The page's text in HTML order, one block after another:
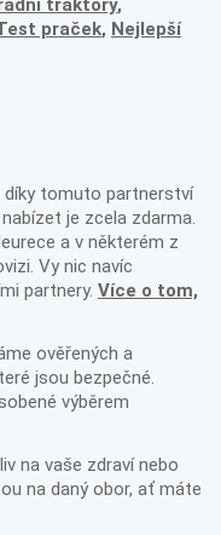
traktory,
praček, Nejlepší
díky tomuto partnerství
je zcela zdarma.
a v některém z
Vy nic navíc
partnery. Více o tom,
ověřených a
jsou bezpečné.
výběrem
na vaše zdraví nebo
na daný obor, ať máte